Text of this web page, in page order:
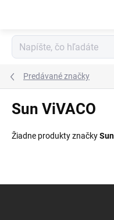
Predávané značky
Sun ViVACO
Žiadne produkty značky